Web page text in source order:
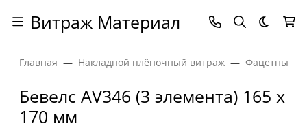
Витраж Материал Темная
Главная Накладной плёночный витраж Фацетные
Бевелс AV346 (3 элемента) 165 х
170 мм